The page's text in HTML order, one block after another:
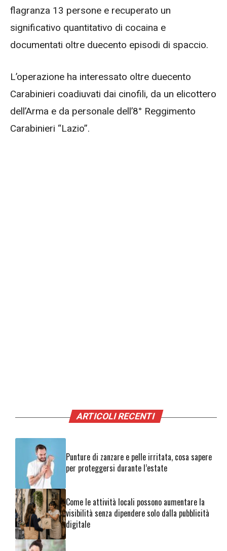
flagranza 13 persone e recuperato un
significativo quantitativo di cocaina e
documentati oltre duecento episodi di spaccio.
L’operazione ha interessato oltre duecento
Carabinieri coadiuvati dai cinofili, da un elicottero
dell’Arma e da personale dell’8° Reggimento
Carabinieri “Lazio”.
ARTICOLI RECENTI
Punture di zanzare e pelle irritata, cosa sapere
per proteggersi durante l’estate
Come le attività locali possono aumentare la
visibilità senza dipendere solo dalla pubblicità
digitale